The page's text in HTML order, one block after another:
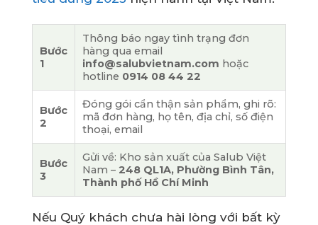
Bước
1
Thông báo ngay tình trạng đơn
hàng qua email
info@salubvietnam.com hoặc
hotline 0914 08 44 22
Bước
2
Đóng gói cẩn thận sản phẩm, ghi rõ:
mã đơn hàng, họ tên, địa chỉ, số điện
thoại, email
Bước
3
Gửi về: Kho sản xuất của Salub Việt
Nam – 248 QL1A, Phường Bình Tân,
Thành phố Hồ Chí Minh
Nếu Quý khách chưa hài lòng với bất kỳ